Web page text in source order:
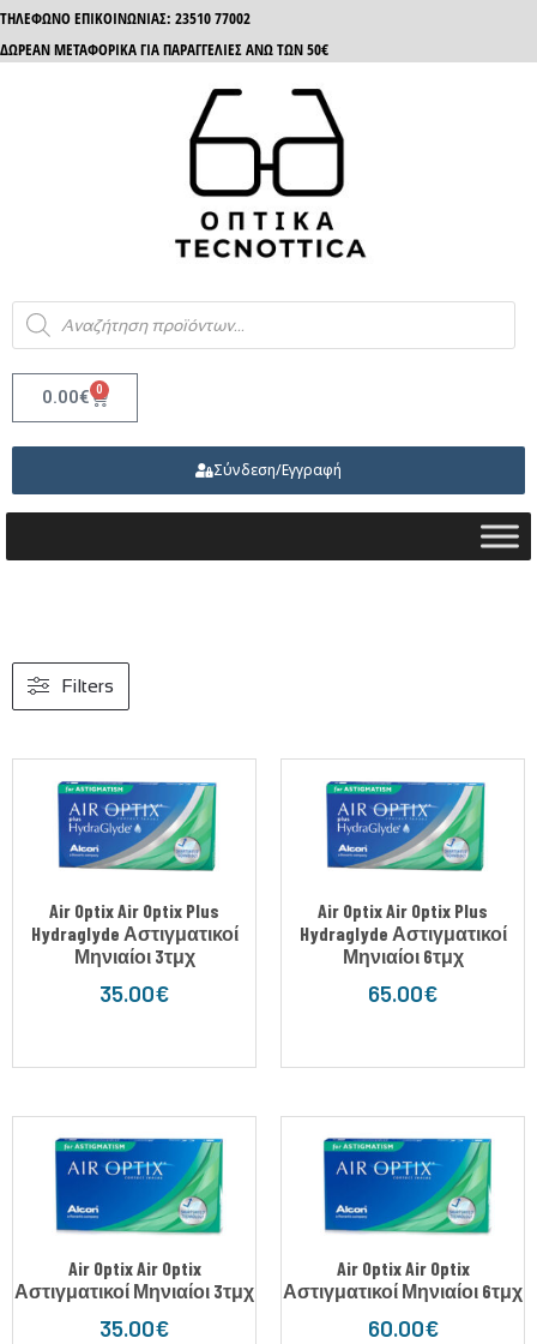
ΤΗΛΈΦΩΝΟ ΕΠΙΚΟΙΝΩΝΊΑΣ: 23510 77002
ΔΩΡΕΑΝ ΜΕΤΑΦΟΡΙΚΑ ΓΙΑ ΠΑΡΑΓΓΕΛΙΕΣ ΑΝΩ ΤΩΝ 50€
0.00€ 0
Σύνδεση/Εγγραφή
Filters
Air Optix Air Optix Plus
Hydraglyde Αστιγματικοί
Μηνιαίοι 3τμχ
35.00€
Air Optix Air Optix Plus
Hydraglyde Αστιγματικοί
Μηνιαίοι 6τμχ
65.00€
Air Optix Air Optix
Αστιγματικοί Μηνιαίοι 3τμχ
35.00€
Air Optix Air Optix
Αστιγματικοί Μηνιαίοι 6τμχ
60.00€